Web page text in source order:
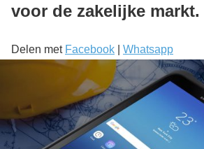
voor de zakelijke markt.
Delen met Facebook Whatsapp